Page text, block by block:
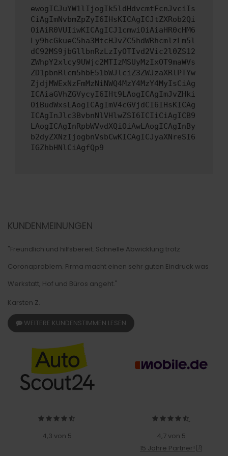
ewogICJuYW1lIjogIk5ldHdvcmtFcnJvciIs
CiAgImNvbmZpZyI6IHsKICAgICJtZXRob2Qi
OiAiR0VUIiwKICAgICJ1cmwiOiAiaHR0cHM6
Ly9hcGkueC5ha3MtcHJvZC5hdWRhcmlzLm5l
dC92MS9jbGllbnRzLzIyOTIvd2Vic2l0ZS12
ZWhpY2xlcy9UWjc2MTIzMSUyMzIxOT9maWVs
ZD1pbnRlcm5hbE51bWJlciZ3ZWJzaXRlPTYw
ZjdjMWExNzFmMzNiNWQ4MzY4MzY4MyIsCiAg
ICAiaGVhZGVycyI6IHt9LAogICAgImJvZHki
OiBudWxsLAogICAgImV4cGVjdCI6IHsKICAg
ICAgInJlc3BvbnNlVHlwZSI6ICIiCiAgICB9
LAogICAgInRpbWVvdXQiOiAwLAogICAgInBy
b2dyZXNzIjogbnVsbCwKICAgICJyaXNreSI6
IGZhbHNlCiAgfQp9
KUNDENMEINUNGEN
"Freundlich und hilfsbereit. Schnelle Abwicklung trotz
Coronaproblem. Firma macht einen sehr guten Eindruck was
Werkstatt, Hof und Büros angeht."
Karsten Z.
WEITERE KUNDENSTIMMEN LESEN
4,3 von 5
4,7 von 5
15 Jahre Partner!